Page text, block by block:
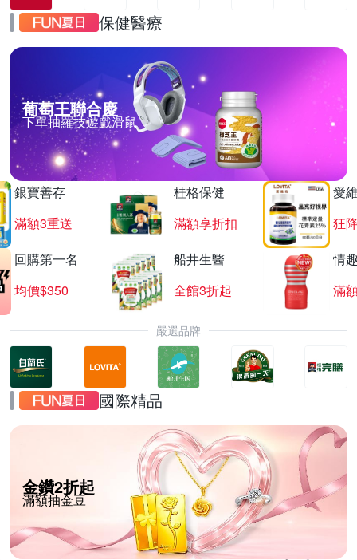
保健醫療
葡萄王聯合慶
下單抽羅技遊戲滑鼠
銀寶善存
滿額3重送
桂格保健
滿額享折扣
愛
狂
回購第一名
均價$350
船井生醫
全館3折起
情
滿
嚴選品牌
國際精品
金鑽2折起
滿額抽金豆